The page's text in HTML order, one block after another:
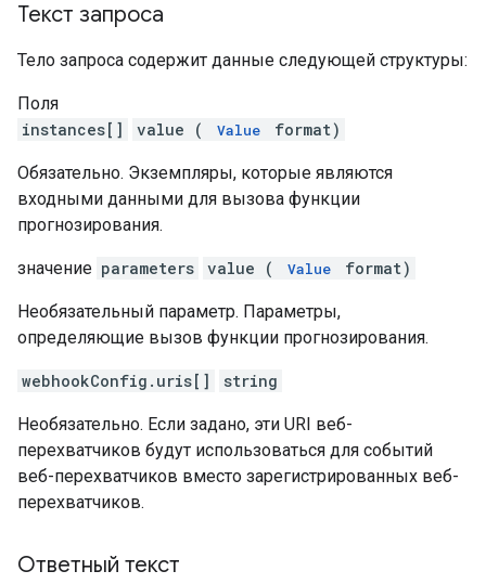
Текст запроса
Тело запроса содержит данные следующей структуры:
Поля
instances[]
value ( Value format)
Обязательно. Экземпляры, которые являются
входными данными для вызова функции
прогнозирования.
значение parameters value ( Value format)
Необязательный параметр. Параметры,
определяющие вызов функции прогнозирования.
webhookConfig.uris[] string
Необязательно. Если задано, эти URI веб-
перехватчиков будут использоваться для событий
веб-перехватчиков вместо зарегистрированных веб-
перехватчиков.
Ответный текст